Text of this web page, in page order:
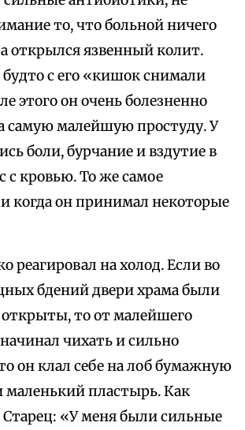
то, что больной ничего
открылся язвенный колит.
будто с его «кишок снимали
этого он очень болезненно
самую малейшую простуду. У
боли, бурчание и вздутие в
с кровью. То же самое
когда он принимал некоторые
реагировал на холод. Если во
бдений двери храма были
открыты, то от малейшего
чихать и сильно
он клал себе на лоб бумажную
маленький пластырь. Как
Старец: «У меня были сильные